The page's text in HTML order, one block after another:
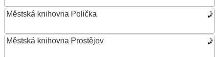
Městská knihovna Polička
Městská knihovna Prostějov